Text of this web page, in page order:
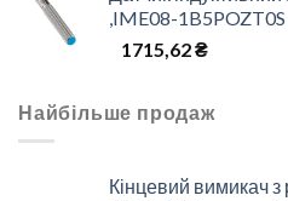
,IME08-1B5POZT0S
1715,62₴
Найбільше продаж
Кінцевий вимикач